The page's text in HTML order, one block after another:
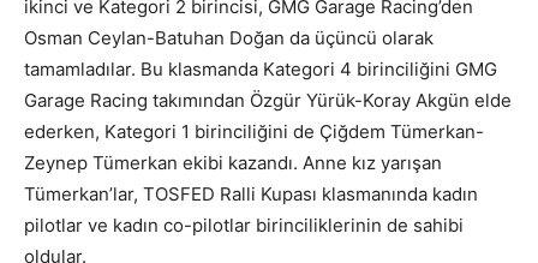
ikinci ve Kategori 2 birincisi, GMG Garage Racing’den
Osman Ceylan-Batuhan Doğan da üçüncü olarak
tamamladılar. Bu klasmanda Kategori 4 birinciliğini GMG
Garage Racing takımından Özgür Yürük-Koray Akgün elde
ederken, Kategori 1 birinciliğini de Çiğdem Tümerkan-
Zeynep Tümerkan ekibi kazandı. Anne kız yarışan
Tümerkan’lar, TOSFED Ralli Kupası klasmanında kadın
pilotlar ve kadın co-pilotlar birinciliklerinin de sahibi
oldular.